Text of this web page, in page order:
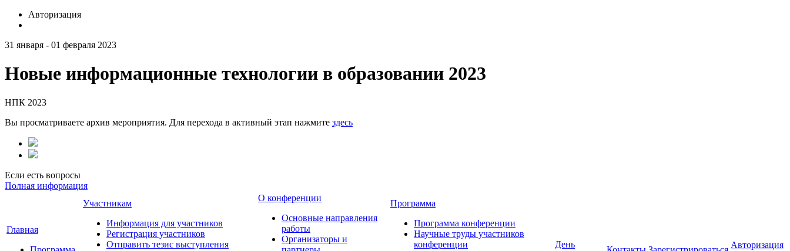
Авторизация
31 января - 01 февраля 2023
Новые информационные технологии в образовании 2023
НПК 2023
Вы просматриваете архив мероприятия. Для перехода в активный этап нажмите здесь
Если есть вопросы
Полная информация
Главная
Участникам
Информация для участников
Регистрация участников
Отправить тезис выступления
О конференции
Основные направления
работы
Организаторы и
Программа
Программа конференции
Научные труды участников
конференции
День
Авторизация